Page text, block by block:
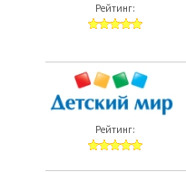
Рейтинг:
Рейтинг: